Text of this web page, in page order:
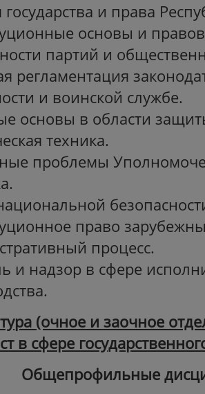
государства и права
основы и
партий и
регламентация
и воинской службе.
основы в области
техника.
проблемы
право
процесс.
и надзор в сфере
(очное и заочное
в сфере
Общепрофильные